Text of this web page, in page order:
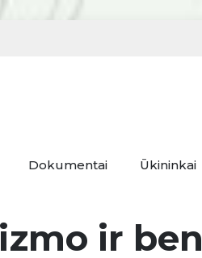
Dokumentai Ūkininkai
ir